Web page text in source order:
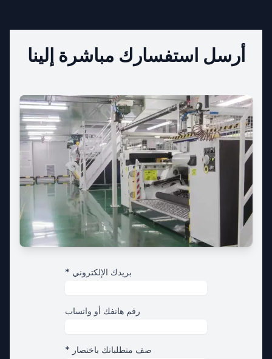
أرسل استفسارك مباشرة إلينا
* بريدك الإلكتروني
رقم هاتفك أو واتساب
* صف متطلباتك باختصار